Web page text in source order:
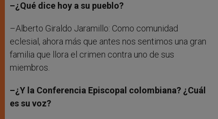
–¿Qué dice hoy a su pueblo?
–Alberto Giraldo Jaramillo: Como comunidad
eclesial, ahora más que antes nos sentimos una gran
familia que llora el crimen contra uno de sus
miembros.
–¿Y la Conferencia Episcopal colombiana? ¿Cuál
es su voz?